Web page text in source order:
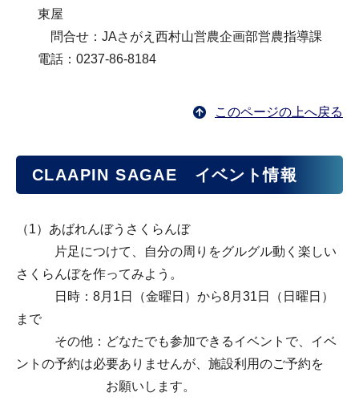
東屋
問合せ：JAさがえ西村山営農企画部営農指導課
電話：0237-86-8184
このページの上へ戻る
CLAAPIN SAGAE イベント情報
（1）あばれんぼうさくらんぼ
片足につけて、自分の周りをグルグル動く楽しい
さくらんぼを作ってみよう。
日時：8月1日（金曜日）から8月31日（日曜日）
まで
その他：どなたでも参加できるイベントで、イベ
ントの予約は必要ありませんが、施設利用のご予約を
お願いします。